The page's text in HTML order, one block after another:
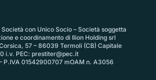
con Unico Socio – Società soggetta
e coordinamento di Ilion Holding srl
57 – 86039 Termoli (CB) Capitale
i.v. PEC: prestiter@pec.it
P.IVA 01542900707 mOAM n. A3056